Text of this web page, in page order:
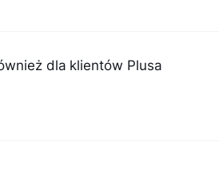
dla klientów Plusa